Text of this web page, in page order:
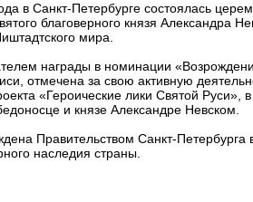
в Санкт-Петербурге состоялась
благоверного князя Александра
мира.
награды в номинации
отмечена за свою активную
«Героические лики Святой
и князе Александре Невском.
Правительством Санкт-
наследия страны.